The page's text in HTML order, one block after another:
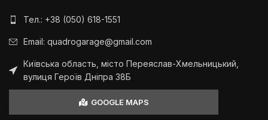
Тел.: +38 (050) 618-1551
Email: quadrogarage@gmail.com
Київська область, місто Переяслав-Хмельницький,
вулиця Героїв Дніпра 38Б
GOOGLE MAPS